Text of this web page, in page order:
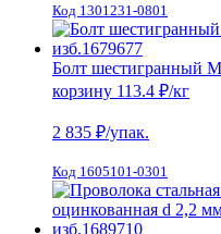
Код 1301231-0801
Болт шестигранный
корзину 113.4 ₽/кг
2 835 ₽/упак.
Код 1605101-0301